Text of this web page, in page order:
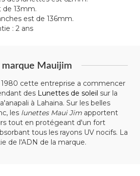
de 13mm.
est de 136mm.
: 2 ans
marque Mauijim
1980 cette entreprise a commencer
des Lunettes de soleil sur la
à Lahaina. Sur les belles
les lunettes Maui Jim apportent
tout en protégeant d'un fort
tous les rayons UV nocifs. La
de l'ADN de la marque.